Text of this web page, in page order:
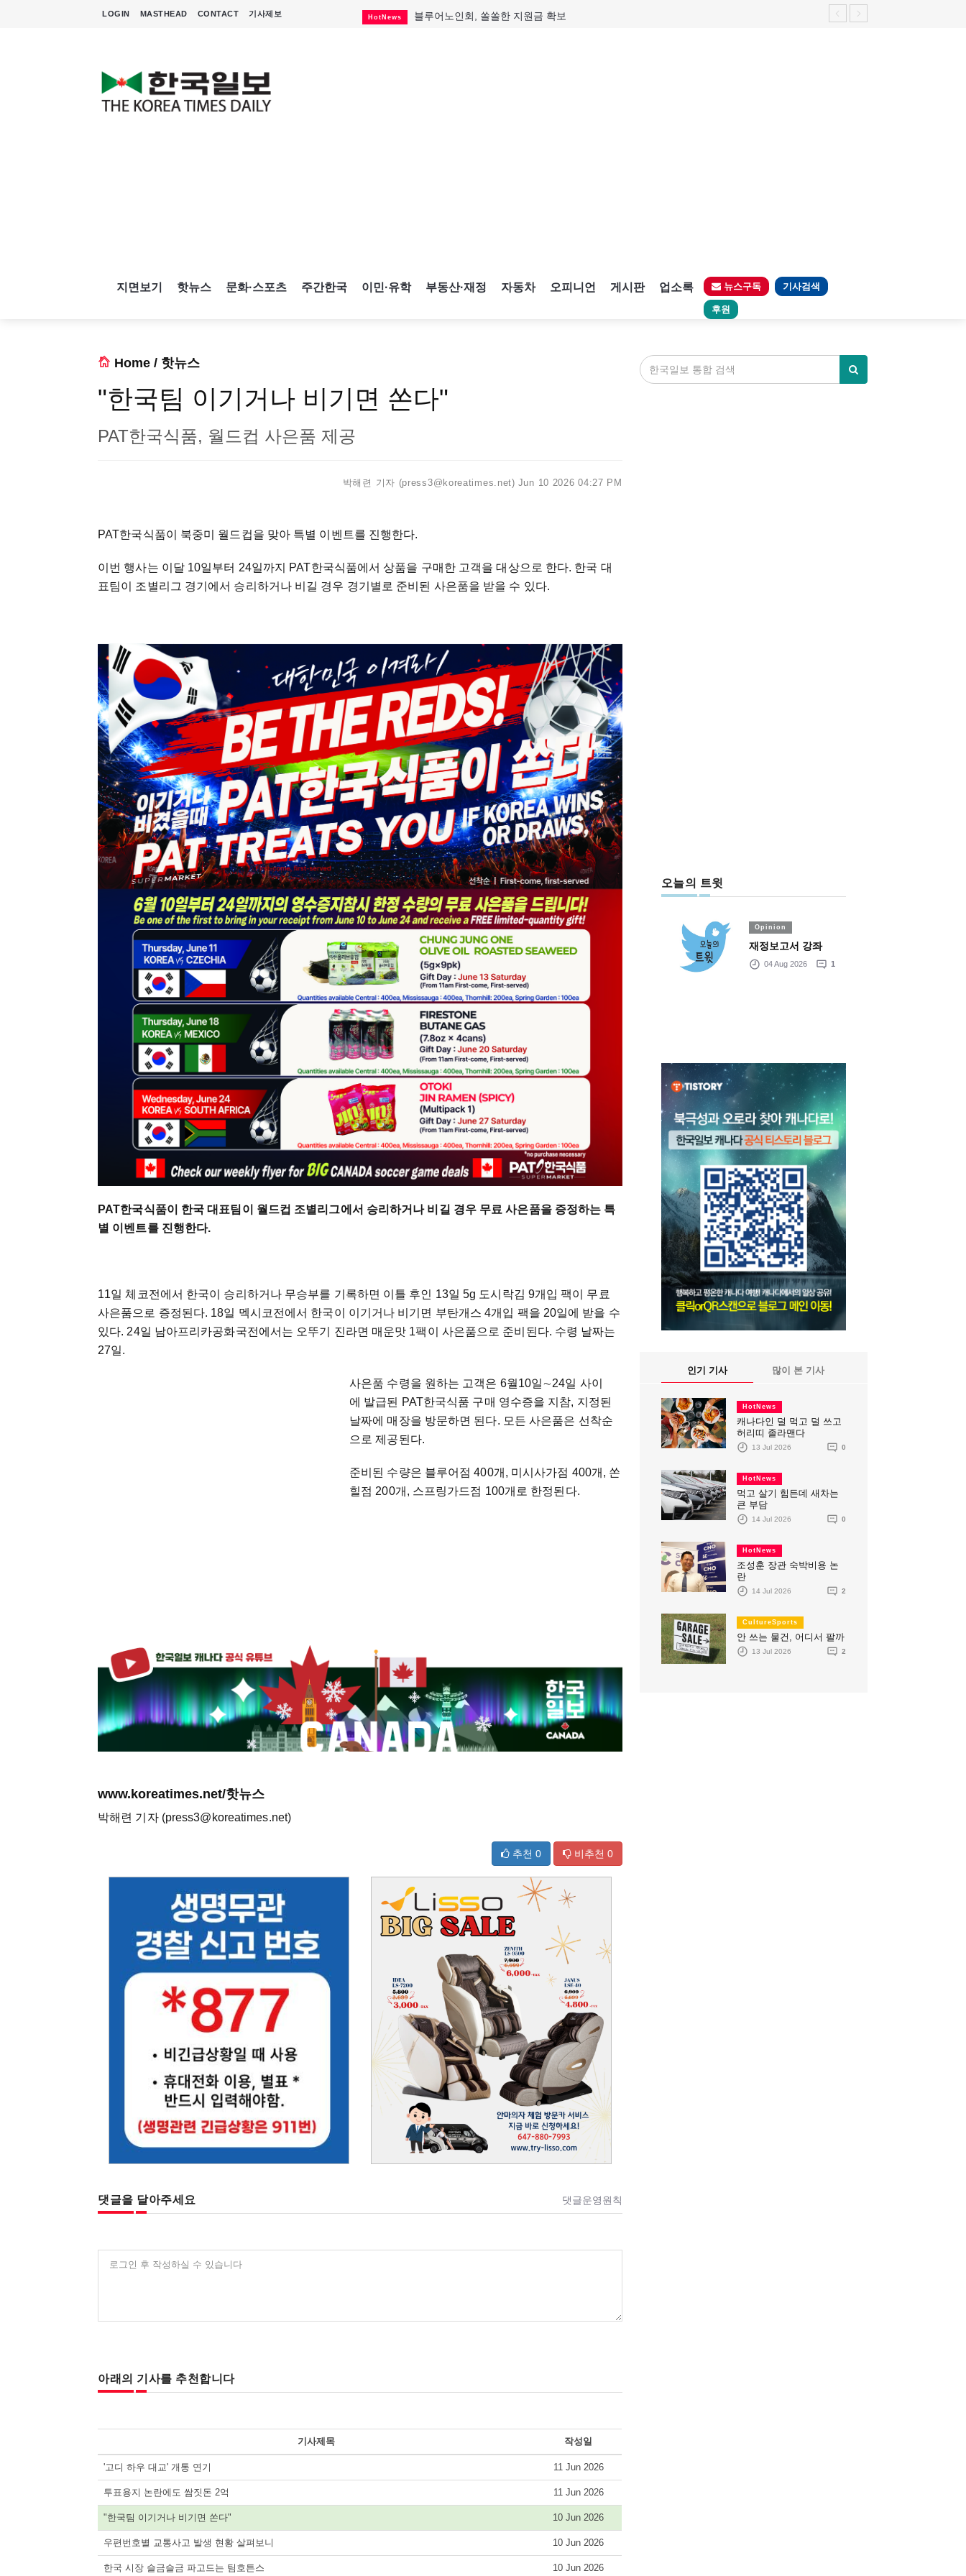
LOGIN MASTHEAD CONTACT 기사제보 HotNews 블루어노인회, 쏠쏠한 지원금 확보
지면보기 핫뉴스 문화·스포츠 주간한국 이민·유학 부동산·재정 자동차 오피니언 게시판 업소록 뉴스구독 기사검색
후원
Home / 핫뉴스
"한국팀 이기거나 비기면 쏜다"
PAT한국식품, 월드컵 사은품 제공
박해련 기자 (press3@koreatimes.net) Jun 10 2026 04:27 PM
PAT한국식품이 북중미 월드컵을 맞아 특별 이벤트를 진행한다.
이번 행사는 이달 10일부터 24일까지 PAT한국식품에서 상품을 구매한 고객을 대상으로 한다. 한국 대
표팀이 조별리그 경기에서 승리하거나 비길 경우 경기별로 준비된 사은품을 받을 수 있다.
PAT한국식품이 한국 대표팀이 월드컵 조별리그에서 승리하거나 비길 경우 무료 사은품을 증정하는 특
별 이벤트를 진행한다.
11일 체코전에서 한국이 승리하거나 무승부를 기록하면 이틀 후인 13일 5g 도시락김 9개입 팩이 무료
사은품으로 증정된다. 18일 멕시코전에서 한국이 이기거나 비기면 부탄개스 4개입 팩을 20일에 받을 수
있다. 24일 남아프리카공화국전에서는 오뚜기 진라면 매운맛 1팩이 사은품으로 준비된다. 수령 날짜는
27일.
사은품 수령을 원하는 고객은 6월10일∼24일 사이
에 발급된 PAT한국식품 구매 영수증을 지참, 지정된
날짜에 매장을 방문하면 된다. 모든 사은품은 선착순
으로 제공된다.
준비된 수량은 블루어점 400개, 미시사가점 400개, 쏜
힐점 200개, 스프링가드점 100개로 한정된다.
www.koreatimes.net/핫뉴스
박해련 기자 (press3@koreatimes.net)
추천 0 비추천 0
댓글을 달아주세요 댓글운영원칙
로그인 후 작성하실 수 있습니다
아래의 기사를 추천합니다
기사제목 작성일
'고디 하우 대교' 개통 연기 11 Jun 2026
투표용지 논란에도 쌈짓돈 2억 11 Jun 2026
"한국팀 이기거나 비기면 쏜다" 10 Jun 2026
우편번호별 교통사고 발생 현황 살펴보니 10 Jun 2026
한국 시장 슬금슬금 파고드는 팀호튼스 10 Jun 2026
오늘의 트윗
Opinion
재정보고서 강좌
04 Aug 2026 1
인기 기사 많이 본 기사
HotNews
캐나다인 덜 먹고 덜 쓰고
허리띠 졸라맨다
13 Jul 2026 0
HotNews
먹고 살기 힘든데 새차는
큰 부담
14 Jul 2026 0
HotNews
조성훈 장관 숙박비용 논
란
14 Jul 2026 2
CultureSports
안 쓰는 물건, 어디서 팔까
13 Jul 2026 2